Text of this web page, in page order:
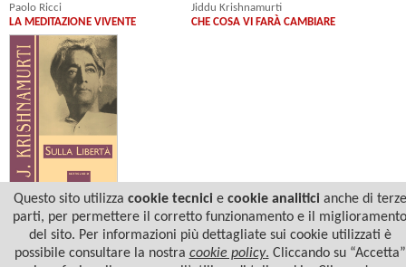
Paolo Ricci
LA MEDITAZIONE VIVENTE
Jiddu Krishnamurti
CHE COSA VI FARÀ CAMBIARE
Jiddu Krishnamurti
SULLA LIBERTÀ
Questo sito utilizza cookie tecnicie cookie analiticianche di terze
parti, per permettere il corretto funzionamento e il miglioramento
del sito. Per informazioni più dettagliate sui cookie utilizzati è
possibile consultare la nostra cookie policy. Cliccando su “Accetta”